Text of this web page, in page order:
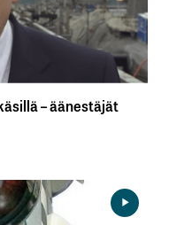
– äänestäjät